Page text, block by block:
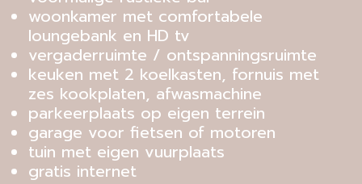
woonkamer met comfortabele
loungebank en HD tv
vergaderruimte / ontspanningsruimte
keuken met 2 koelkasten, fornuis met
zes kookplaten, afwasmachine
parkeerplaats op eigen terrein
garage voor fietsen of motoren
tuin met eigen vuurplaats
gratis internet